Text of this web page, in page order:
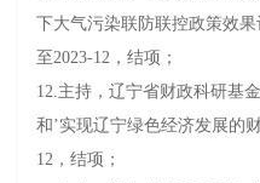
下大气污染联防联控政策效
至2023-12，结项；
12.主持， 辽宁省财政科研基
和 ’实现辽宁绿色经济发展的
12，结项；